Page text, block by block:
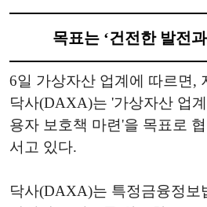
목표는 ‘건전한 발전
6일 가상자산 업계에 따르면,
닥사(DAXA)는 '가상자산 업
용자 보호책 마련'을 목표로
서고 있다.
닥사(DAXA)는 특정금융정보